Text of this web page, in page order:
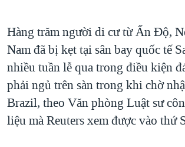
TRỊNH VĨNH BÌNH VS. CHÍNH PHỦ VIỆT
NGƯ DÂN VIỆT VÀ LÀN SÓNG TRỘM HẢI
BÊN KIA QUỐC LỘ: TIẾNG VỌNG TỪ
QUAN HỆ VIỆT MỸ
Hàng trăm người di cư từ Ấn Độ,
Nam đã bị kẹt tại sân bay quốc tế
nhiều tuần lễ qua trong điều kiện
phải ngủ trên sàn trong khi chờ
Brazil, theo Văn phòng Luật sư
liệu mà Reuters xem được vào thứ